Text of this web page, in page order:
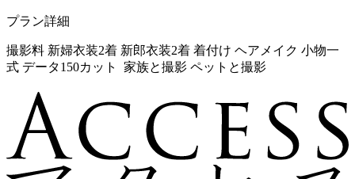
プラン詳細
撮影料 新婦衣装2着 新郎衣装2着 着付け ヘアメイク 小物一
式 データ150カット 家族と撮影 ペットと撮影